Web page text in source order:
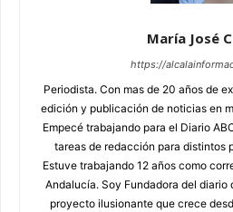
María José
https://
Periodista. Con mas de 20 años de
edición y publicación de noticias en
Empecé trabajando para el Diario
tareas de redacción para distintos
Estuve trabajando 12 años como
Andalucía. Soy Fundadora del
proyecto ilusionante que crece